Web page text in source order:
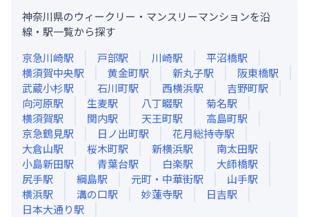
神奈川県のウィークリー・マンスリーマンションを沿
線・駅一覧から探す
京急川崎駅 戸部駅 川崎駅 平沼橋駅
横須賀中央駅 黄金町駅 新丸子駅 阪東橋駅
武蔵小杉駅 石川町駅 西横浜駅 吉野町駅
向河原駅 生麦駅 八丁畷駅 菊名駅
横須賀駅 関内駅 天王町駅 高島町駅
京急鶴見駅 日ノ出町駅 花月総持寺駅
大倉山駅 桜木町駅 新横浜駅 南太田駅
小島新田駅 青葉台駅 白楽駅 大師橋駅
尻手駅 綱島駅 元町・中華街駅 山手駅
横浜駅 溝の口駅 妙蓮寺駅 日吉駅
日本大通り駅